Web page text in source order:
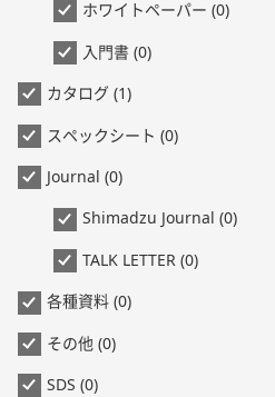
ホワイトペーパー (0)
入門書 (0)
カタログ (1)
スペックシート (0)
Journal (0)
Shimadzu Journal (0)
TALK LETTER (0)
各種資料 (0)
その他 (0)
SDS (0)